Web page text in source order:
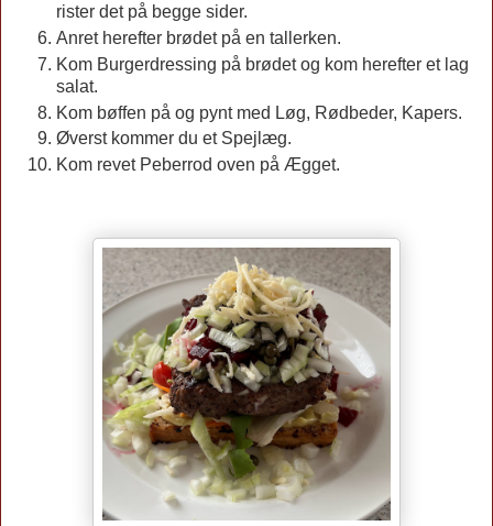
rister det på begge sider.
Anret herefter brødet på en tallerken.
Kom Burgerdressing på brødet og kom herefter et lag
salat.
Kom bøffen på og pynt med Løg, Rødbeder, Kapers.
Øverst kommer du et Spejlæg.
Kom revet Peberrod oven på Ægget.